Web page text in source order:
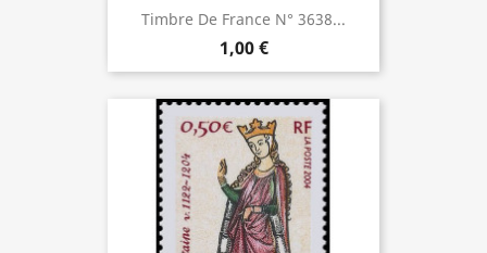
Timbre De France N° 3638...
1,00 €